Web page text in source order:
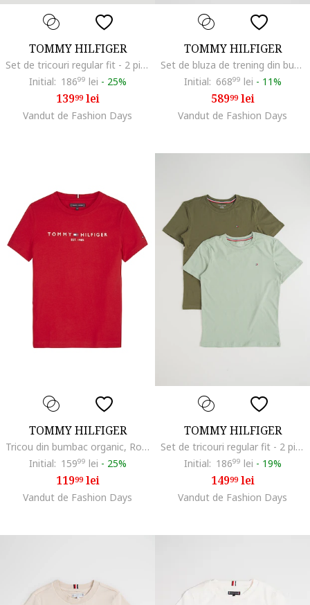
TOMMY HILFIGER
Set de tricouri regular fit - 2 piese, Albastru pastel
Initial: 18699 lei - 25%
13999lei
Vandut de Fashion Days
TOMMY HILFIGER
Set de bluza de trening din bumbac si pantaloni de trening cu logo - 2 piese, Bleumarin
Initial: 66899 lei - 11%
58999lei
Vandut de Fashion Days
TOMMY HILFIGER
Tricou din bumbac organic, Rosu
Initial: 15999 lei - 25%
11999lei
Vandut de Fashion Days
TOMMY HILFIGER
Set de tricouri regular fit - 2 piese, Verde pal/Verde masliniu
Initial: 18699 lei - 19%
14999lei
Vandut de Fashion Days